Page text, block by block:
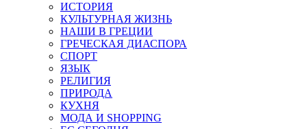
ИСТОРИЯ
КУЛЬТУРНАЯ ЖИЗНЬ
НАШИ В ГРЕЦИИ
ГРЕЧЕСКАЯ ДИАСПОРА
СПОРТ
ЯЗЫК
РЕЛИГИЯ
ПРИРОДА
КУХНЯ
МОДА И SHOPPING